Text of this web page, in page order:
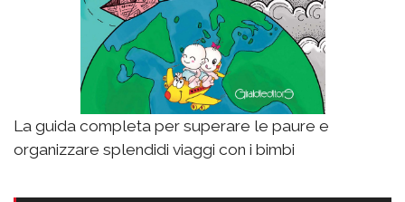
La guida completa per superare le paure e
organizzare splendidi viaggi con i bimbi